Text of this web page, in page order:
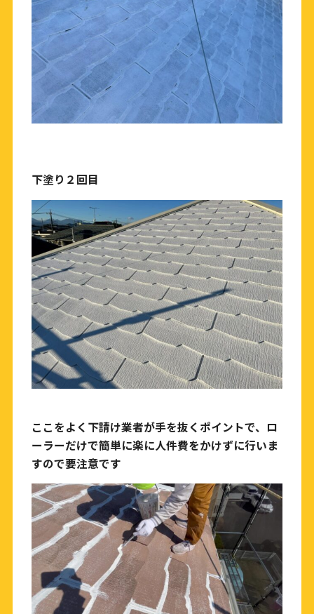
下塗り２回目
ここをよく下請け業者が手を抜くポイントで、ロ
ーラーだけで簡単に楽に人件費をかけずに行いま
すので要注意です